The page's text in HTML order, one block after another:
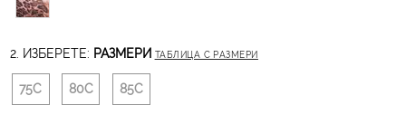
2. ИЗБЕРЕТЕ: РАЗМЕРИ ТАБЛИЦА С РАЗМЕРИ
75C 80C 85C